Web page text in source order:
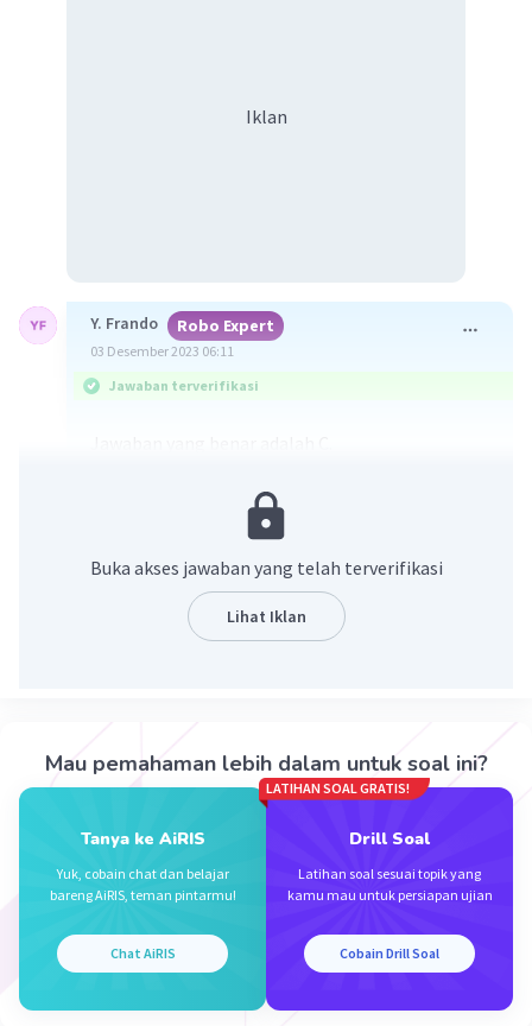
Iklan
Y. Frando Robo Expert
03 Desember 2023 06:11
Jawaban terverifikasi
Konsep yang kita gunakan adalah penerapan
hukum Newton pada gerak melingkar. Pada
hukum II Newton dinyatakan bahwa benda
bergerak dengan percepatan a yang sebanding
dengan resultan gaya yang bekerja dan
ΣF = m x a.
Untuk gerak melingkar, percepatan yang
dihasilkan adalah percepatan sentripetal yang
dirumuskan oleh:
a = percepatan benda (m/s^2)
Buka akses jawaban yang telah terverifikasi
Lihat Iklan
Mau pemahaman lebih dalam untuk soal ini?
Tanya ke AiRIS
Yuk, cobain chat dan belajar
bareng AiRIS, teman pintarmu!
Chat AiRIS
LATIHAN SOAL GRATIS!
Drill Soal
Latihan soal sesuai topik yang
kamu mau untuk persiapan ujian
Cobain Drill Soal